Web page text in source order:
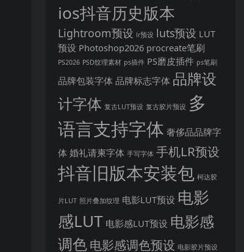
ios抖音历史版本
Lightroom预设 lr预设 luts预设 LUT
预设 Photoshop2026 procreate笔刷
PS2026 PSD纹理素材 ps插件 PS磨皮插件 ps笔刷
品牌包装字体 品牌标志字体 品牌设
计字体 复古LUT预设 复古胶片预设 多
语言支持字体 奢侈品品牌字
体 婚礼请柬字体 手写字体 手机LR预设
抖音旧版本安装包 柯达胶
片LUT 照片叠加纹理 电影LUT预设 电影
感LUT 电影感LUT预设 电影感
调色电影感调色预设 电影胶片预设